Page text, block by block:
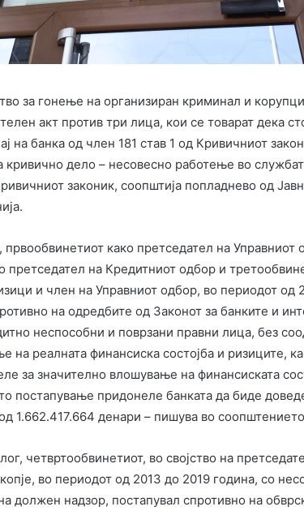
за гонење на организиран криминал и
акт против три лица, кои се товарат дека
на банка од член 181 став 1 од Кривичниот
кривично дело – несовесно работење во
законик, соопштија попладнево од
како претседател на
претседател на Кредитниот одбор и
и член на Управниот одбор, во периодот од
на одредбите од Законот за банките и
неспособни и поврзани правни лица, без
на реалната финансиска состојба и ризиците,
за значително влошување на финансиската
постапување придонеле банката да биде
1.662.417.664 денари – пишува во
четвртообвинетиот, во својство на
во периодот од 2013 до 2019 година, со
должен надзор, постапувал спротивно на